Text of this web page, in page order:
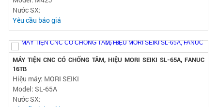
MÁY TIỆN CNC MIYANO BNJ-34S, FANUC 21iTB
Hiệu máy: MIYANO
Model: BNJ-34S
Nước SX:
Yêu cầu báo giá
MÁY TIỆN CNC HIỆU TSUGAMI M42J, FANUC 0i-TC/2008